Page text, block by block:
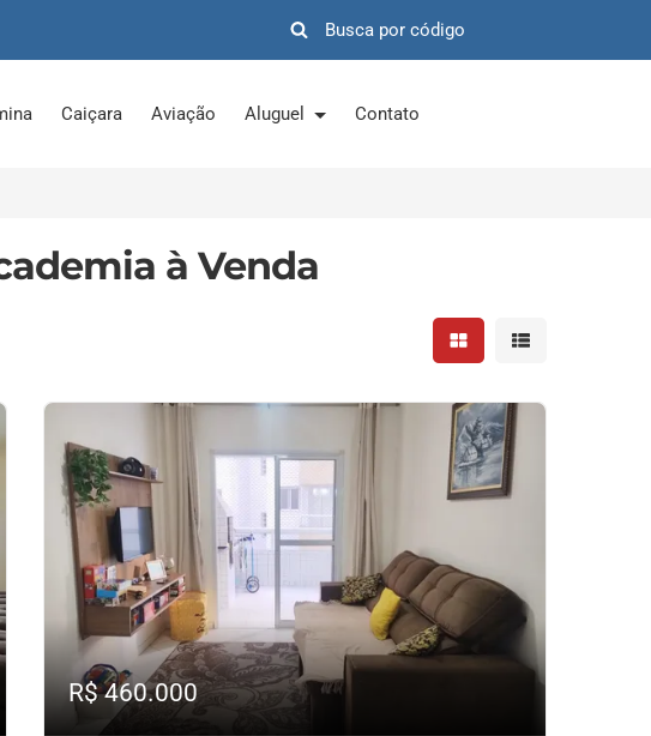
Caiçara Aviação Aluguel Contato
à Venda
Mostrar resultados em
Mostrar
R$ 460.000